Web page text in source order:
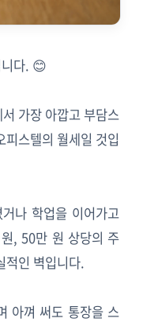
다. 😊
가장 아깝고 부담스
스텔의 월세일 것입
나 학업을 이어가고
, 50만 원 상당의 주
적인 벽입니다.
아껴 써도 통장을 스